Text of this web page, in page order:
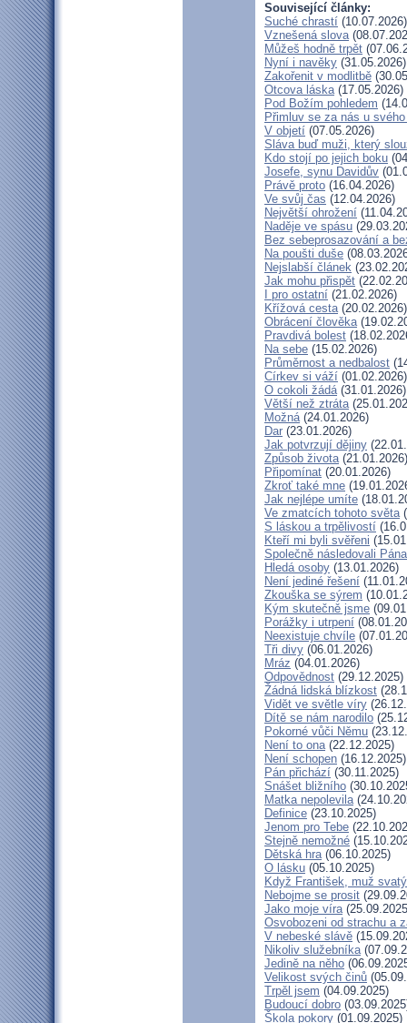
Související články:
Suché chrastí (10.07.2026)
Vznešená slova
Můžeš hodně trpět
Nyní i navěky (31.05.2026)
Zakořenit v modlitbě
Otcova láska(17.05.2026)
Pod Božím pohledem
Přimluv se za nás u
V objetí (07.05.2026)
Sláva buď muži, který
Kdo stojí po jejich boku
Josefe, synu Davidův
Právě proto (16.04.2026)
Ve svůj čas (12.04.2026)
Největší ohrožení
Naděje ve spásu
Bez sebeprosazování a
Na poušti duše
Nejslabší článek
Jak mohu přispět
I pro ostatní (21.02.2026)
Křížová cesta(20.02.2026)
Obrácení člověka
Pravdivá bolest
Na sebe (15.02.2026)
Průměrnost a nedbalost
Církev si váží (01.02.2026)
O cokoli žádá(31.01.2026)
Větší než ztráta
Možná(24.01.2026)
Dar (23.01.2026)
Jak potvrzují dějiny
Způsob života(21.01.2026)
Připomínat (20.01.2026)
Zkroť také mne
Jak nejlépe umíte
Ve zmatcích tohoto světa
S láskou a trpělivostí
Kteří mi byli svěřeni
Společně následovali Pána
Hledá osoby (13.01.2026)
Není jediné řešení
Zkouška se sýrem
Kým skutečně jsme
Porážky i utrpení
Neexistuje chvíle
Tři divy (06.01.2026)
Mráz (04.01.2026)
Odpovědnost (29.12.2025)
Žádná lidská blízkost
Vidět ve světle víry
Dítě se nám narodilo
Pokorné vůči Němu
Není to ona(22.12.2025)
Není schopen (16.12.2025)
Pán přichází (30.11.2025)
Snášet bližního
Matka nepolevila
Definice (23.10.2025)
Jenom pro Tebe
Stejně nemožné
Dětská hra(06.10.2025)
O lásku (05.10.2025)
Když František, muž svatý
Nebojme se prosit
Jako moje víra
Osvobozeni od strachu a
V nebeské slávě
Nikoliv služebníka
Jedině na něho
Velikost svých činů
Trpěl jsem (04.09.2025)
Budoucí dobro
Škola pokory (01.09.2025)